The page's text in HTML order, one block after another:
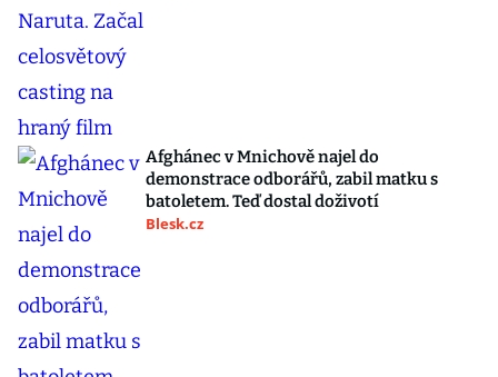
Afghánec v Mnichově najel do
demonstrace odborářů, zabil matku s
batoletem. Teď dostal doživotí
Blesk.cz